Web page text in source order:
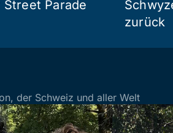
Parade
zurück
der Schweiz und aller Welt